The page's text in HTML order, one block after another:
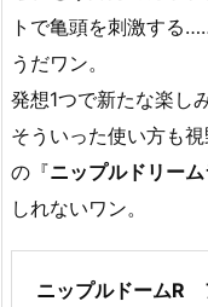
トで亀頭を刺激する
うだワン。
発想1つで新たな楽し
そういった使い方も
の『ニップルドリー
しれないワン。
ニップルドームR